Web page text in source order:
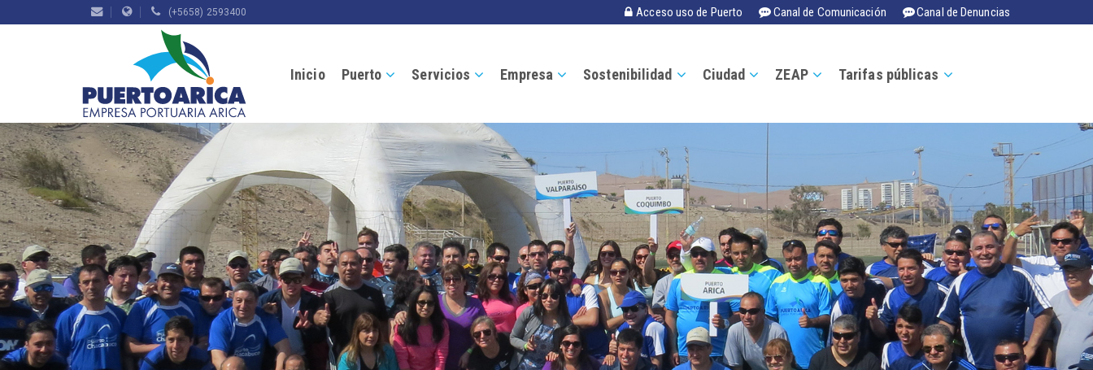
(+5658) 2593400 Acceso uso de Puerto Canal de Comunicación Canal de Denuncias
Inicio Puerto Servicios Empresa Sostenibilidad Ciudad ZEAP Tarifas públicas